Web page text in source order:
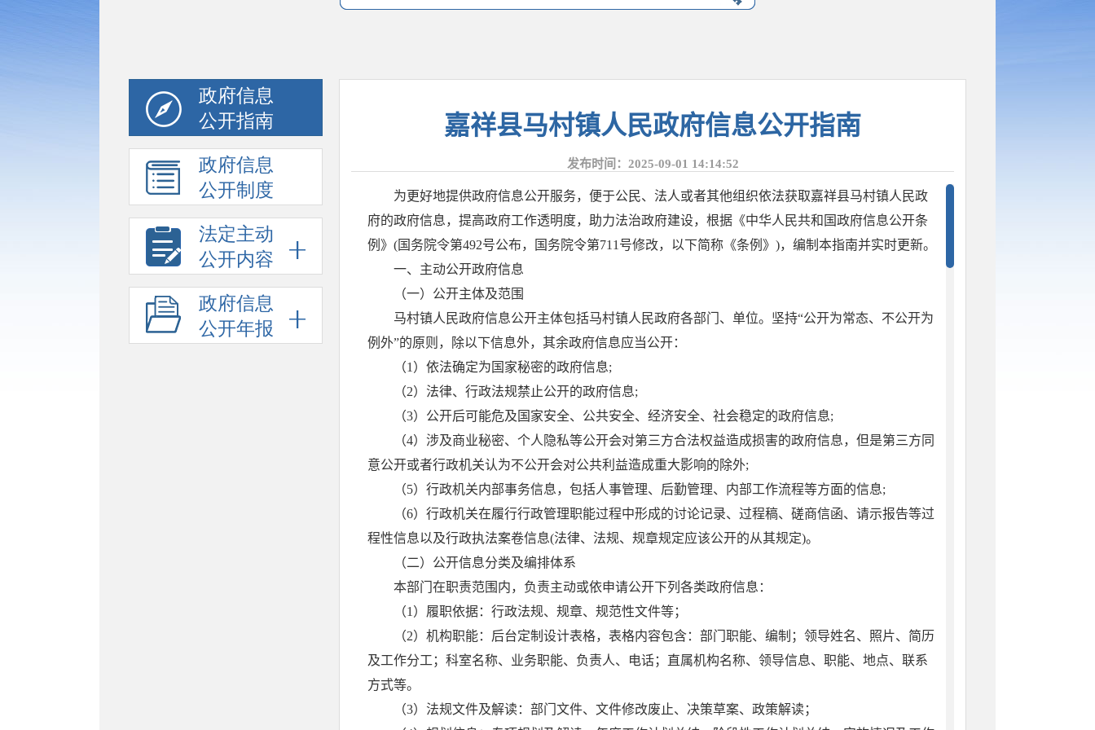
政府信息
公开指南
政府信息
公开制度
法定主动
公开内容
政府信息
公开年报